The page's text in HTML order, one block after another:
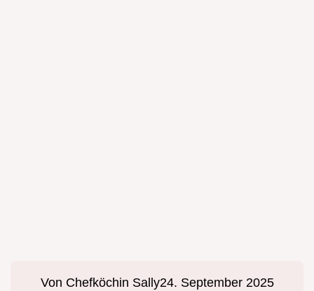
Von Chefköchin Sally24. September 2025